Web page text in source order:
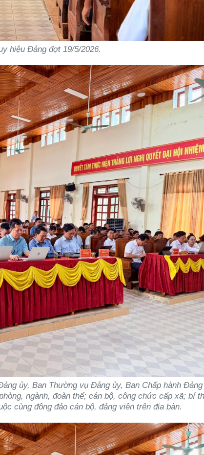
hiệu Đảng đợt 19/5/2026.
ủy, Ban Thường vụ Đảng ủy, Ban Chấp hành
ngành, đoàn thể; cán bộ, công chức cấp xã; bí
cùng đông đảo cán bộ, đảng viên trên địa bàn.